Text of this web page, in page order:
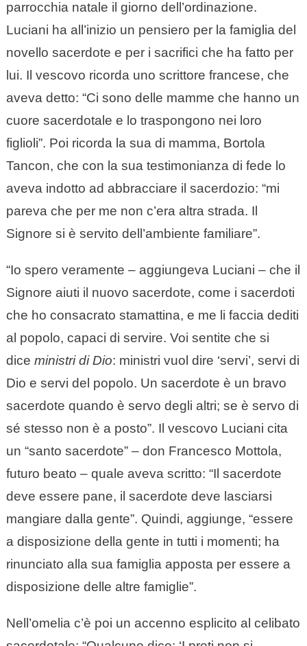
parrocchia natale il giorno dell’ordinazione.
Luciani ha all’inizio un pensiero per la famiglia del
novello sacerdote e per i sacrifici che ha fatto per
lui. Il vescovo ricorda uno scrittore francese, che
aveva detto: “Ci sono delle mamme che hanno un
cuore sacerdotale e lo traspongono nei loro
figlioli”. Poi ricorda la sua di mamma, Bortola
Tancon, che con la sua testimonianza di fede lo
aveva indotto ad abbracciare il sacerdozio: “mi
pareva che per me non c’era altra strada. Il
Signore si è servito dell’ambiente familiare”.
“Io spero veramente – aggiungeva Luciani – che il
Signore aiuti il nuovo sacerdote, come i sacerdoti
che ho consacrato stamattina, e me li faccia dediti
al popolo, capaci di servire. Voi sentite che si
dice ministri di Dio: ministri vuol dire ‘servi’, servi di
Dio e servi del popolo. Un sacerdote è un bravo
sacerdote quando è servo degli altri; se è servo di
sé stesso non è a posto”. Il vescovo Luciani cita
un “santo sacerdote” – don Francesco Mottola,
futuro beato – quale aveva scritto: “Il sacerdote
deve essere pane, il sacerdote deve lasciarsi
mangiare dalla gente”. Quindi, aggiunge, “essere
a disposizione della gente in tutti i momenti; ha
rinunciato alla sua famiglia apposta per essere a
disposizione delle altre famiglie”.
Nell’omelia c’è poi un accenno esplicito al celibato